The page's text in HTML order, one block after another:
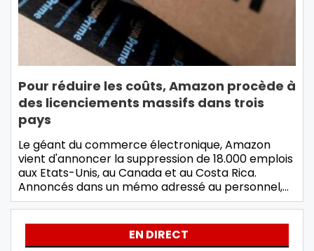
Pour réduire les coûts, Amazon procède à
des licenciements massifs dans trois
pays
Le géant du commerce électronique, Amazon
vient d'annoncer la suppression de 18.000 emplois
aux Etats-Unis, au Canada et au Costa Rica.
Annoncés dans un mémo adressé au personnel,…
EN DIRECT